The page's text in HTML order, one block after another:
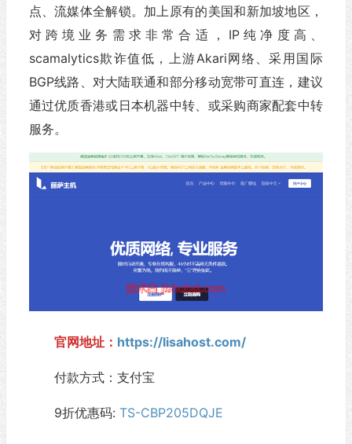
点、流媒体全解锁。加上原有的美国和新加坡地区，
对跨境业务需求非常合适，IP纯净度高、
scamalytics欺诈值低，上游Akari网络、采用国际
BGP线路、对大陆联通和部分移动宽带可直连，建议
通过优质香港或日本机器中转、或采购商家配套中转
服务。
官网地址： https://lisahost.com/
付款方式：支付宝
9折优惠码: TS-CBP205DQJE